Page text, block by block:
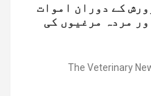
کے دوران اموات
مردہ مرغیوں کی
The Veterinary